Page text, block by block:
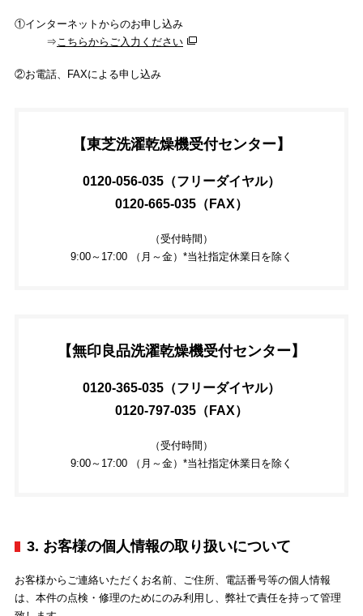
①インターネットからのお申し込み
⇒ こちらからご入力ください
②お電話、FAXによる申し込み
【東芝洗濯乾燥機受付センター】
0120-056-035（フリーダイヤル）
0120-665-035（FAX）
（受付時間）
9:00～17:00 （月～金）*当社指定休業日を除く
【無印良品洗濯乾燥機受付センター】
0120-365-035（フリーダイヤル）
0120-797-035（FAX）
（受付時間）
9:00～17:00 （月～金）*当社指定休業日を除く
3. お客様の個人情報の取り扱いについて
お客様からご連絡いただくお名前、ご住所、電話番号等の個人情報
は、本件の点検・修理のためにのみ利用し、弊社で責任を持って管理